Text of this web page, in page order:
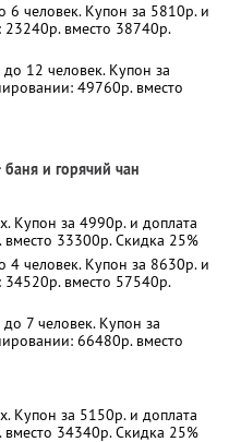
человек. Купон за 5810р. и
вместо 38740р.
12 человек. Купон за
49760р. вместо
и горячий чан
Купон за 4990р. и доплата
33300р. Скидка 25%
человек. Купон за 8630р. и
вместо 57540р.
7 человек. Купон за
66480р. вместо
Купон за 5150р. и доплата
34340р. Скидка 25%